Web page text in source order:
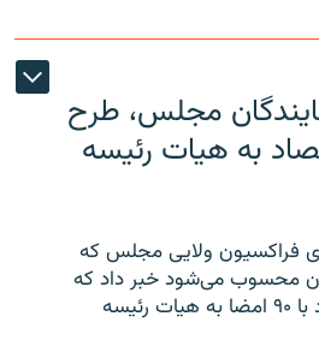
مجلس، طرح
به هیات رئیسه
فراکسیون ولایی مجلس که
محسوب می‌شود خبر داد که
طرح استیضاح وزیر اقتصاد با ۹۰ امضا به هیات رئیسه